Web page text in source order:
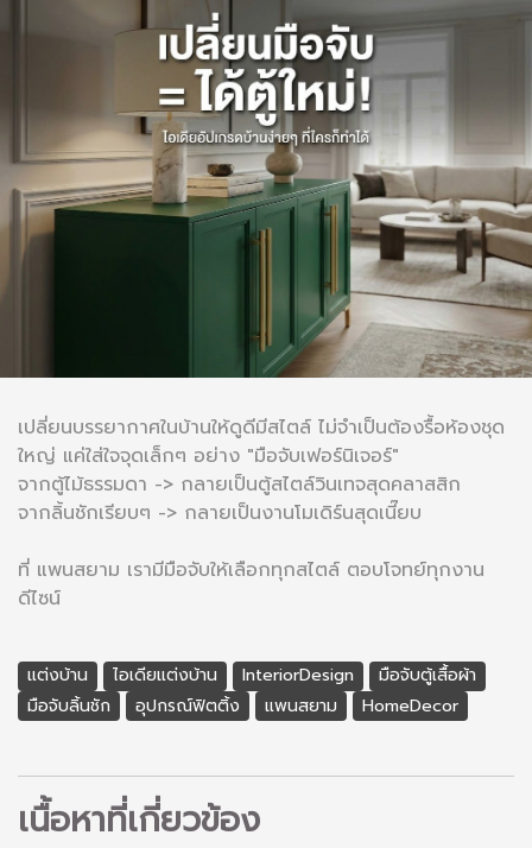
เปลี่ยนบรรยากาศในบ้านให้ดูดีมีสไตล์ ไม่จำเป็นต้องรื้อห้องชุด
ใหญ่ แค่ใส่ใจจุดเล็กๆ อย่าง "มือจับเฟอร์นิเจอร์"
จากตู้ไม้ธรรมดา -> กลายเป็นตู้สไตล์วินเทจสุดคลาสสิก
จากลิ้นชักเรียบๆ -> กลายเป็นงานโมเดิร์นสุดเนี๊ยบ
ที่ แพนสยาม เรามีมือจับให้เลือกทุกสไตล์ ตอบโจทย์ทุกงาน
ดีไซน์
แต่งบ้าน ไอเดียแต่งบ้าน InteriorDesign
มือจับตู้เสื้อผ้า
มือจับลิ้นชัก
อุปกรณ์ฟิตติ้ง แพนสยาม HomeDecor
เนื้อหาที่เกี่ยวข้อง